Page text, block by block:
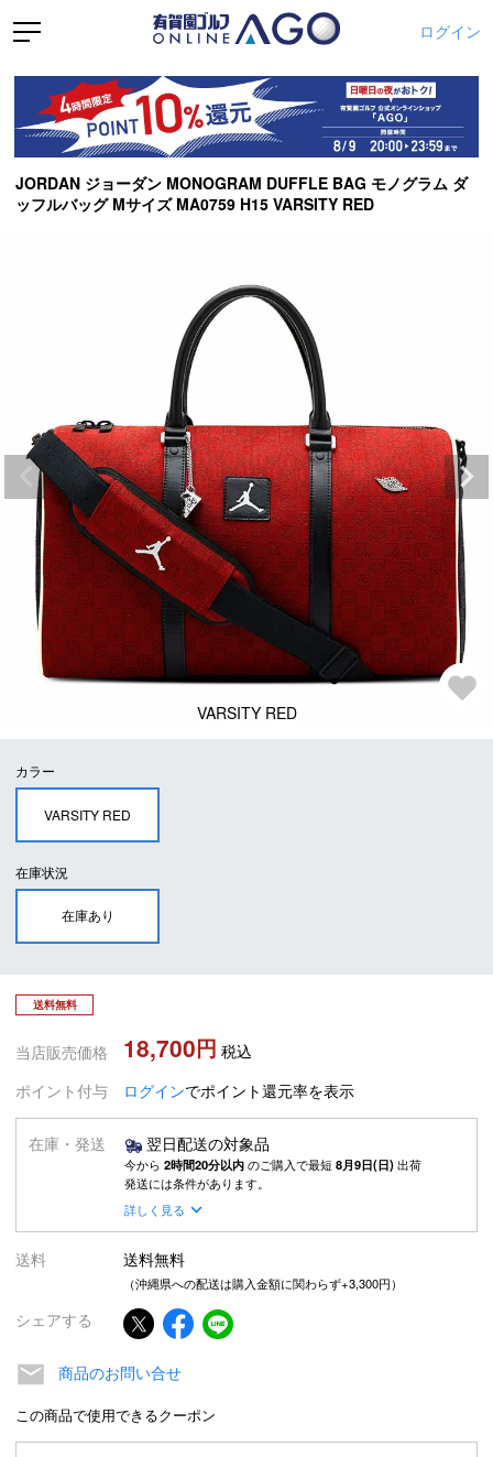
ログイン
JORDAN ジョーダン MONOGRAM DUFFLE BAG モノグラム ダ
ッフルバッグ Mサイズ MA0759 H15 VARSITY RED
VARSITY RED
カラー
VARSITY RED
在庫状況
在庫あり
送料無料
当店販売価格 18,700
税込
ポイント付与
ログインでポイント還元率を表示
在庫・発送 翌日配送の対象品
今から 2時間20分以内のご購入で最短8月9日(日)出荷
発送には条件があります。
詳しく見る
送料 送料無料
（沖縄県への配送は購入金額に関わらず+3,300円）
シェアする
商品のお問い合せ
この商品で使用できるクーポン